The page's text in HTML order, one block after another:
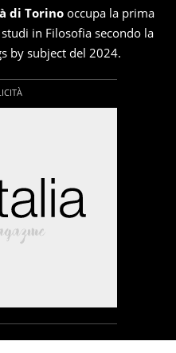
di Torino occupa la prima
in Filosofia secondo la
by subject del 2024.